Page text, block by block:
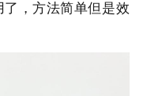
，方法简单但是效